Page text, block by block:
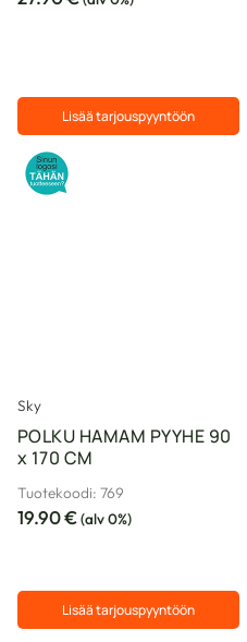
Lisää tarjouspyyntöön
Tällä
tuotteella
on
Sky
POLKU HAMAM PYYHE 90
x 170 CM
Tuotekoodi: 769
19.90€(alv 0%)
Lisää tarjouspyyntöön